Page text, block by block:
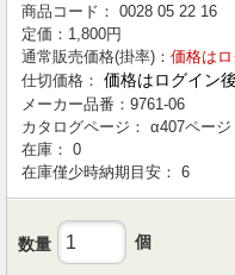
商品コード： 0028 05 22 16
定価： 1,800円
通常販売価格(掛率)： 価格は
仕切価格： 価格はログイン
メーカー品番： 9761-06
カタログページ： α407ページ
在庫： 0
在庫僅少時納期目安： 6
数量 個